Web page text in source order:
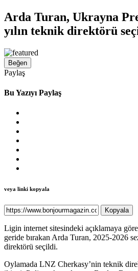
Arda Turan, Ukrayna
yılın teknik direktörü
Beğen
Paylaş
Bu Yazıyı Paylaş
veya linki kopyala
Kopyala
Ligin internet sitesindeki açıklamaya
geride bırakan Arda Turan, 2025-2026
direktörü seçildi.
Oylamada LNZ Cherkasy’nin teknik